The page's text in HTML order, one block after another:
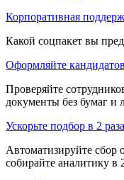
Корпоративная
Какой соцпакет вы
Оформляйте
Проверяйте
документы без бумаг и
Ускорьте подбор в 2
Автоматизируйте сбор
собирайте аналитику в